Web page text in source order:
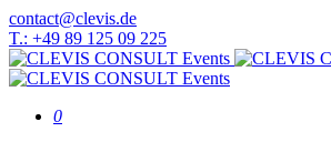
contact@clevis.de
T.: +49 89 125 09 225
0